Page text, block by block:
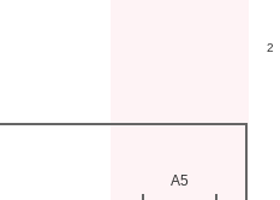
2
A5